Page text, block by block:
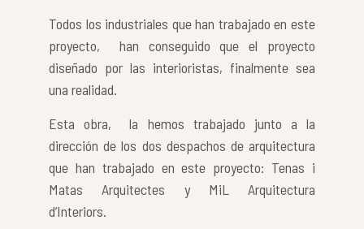
Todos los industriales que han trabajado en este
proyecto, han conseguido que el proyecto
diseñado por las interioristas, finalmente sea
una realidad.
Esta obra, la hemos trabajado junto a la
dirección de los dos despachos de arquitectura
que han trabajado en este proyecto: Tenas i
Matas Arquitectes y MiL Arquitectura
d’Interiors.